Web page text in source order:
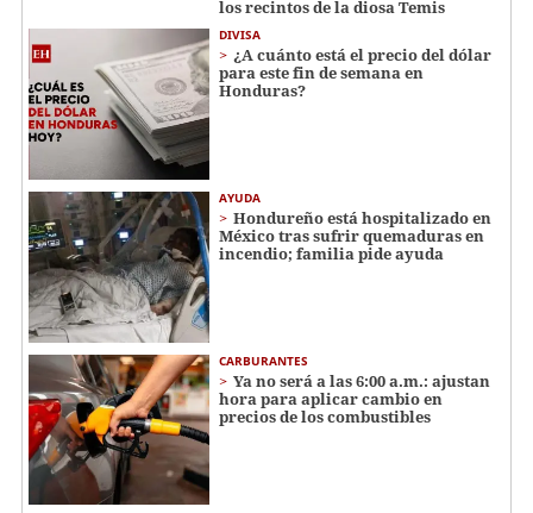
los recintos de la diosa Temis
DIVISA
¿A cuánto está el precio del dólar
para este fin de semana en
Honduras?
AYUDA
Hondureño está hospitalizado en
México tras sufrir quemaduras en
incendio; familia pide ayuda
CARBURANTES
Ya no será a las 6:00 a.m.: ajustan
hora para aplicar cambio en
precios de los combustibles